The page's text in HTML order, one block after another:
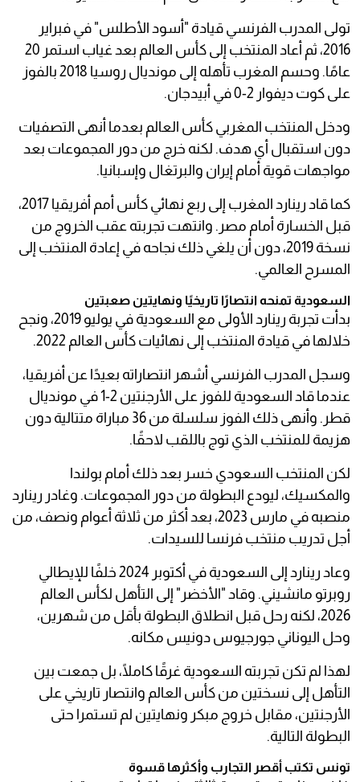
تولى المدرب الفرنسي قيادة "أسود الأطلس" في فبراير
2016، ثم أعاد المنتخب إلى كأس العالم بعد غياب استمر 20
عامًا. وحسم المغرب تأهله إلى مونديال روسيا 2018 بالفوز
على كوت ديفوار 2-0 في أبيدجان.
ودخل المنتخب المغربي كأس العالم بعدما أنهى التصفيات
دون استقبال أي هدف. لكنه خرج من دور المجموعات بعد
مواجهات قوية أمام إيران والبرتغال وإسبانيا.
كما قاد رينارد المغرب إلى ربع نهائي كأس أمم أفريقيا 2017،
قبل الخسارة أمام مصر. وانتهت تجربته عقب الخروج من
نسخة 2019، دون أن يلغي ذلك نجاحه في إعادة المنتخب إلى
المسرح العالمي.
السعودية تمنحه انتصارًا تاريخيًا ونهايتين صعبتين
بدأت تجربة رينارد الأولى مع السعودية في يوليو 2019، ونجح
خلالها في قيادة المنتخب إلى نهائيات كأس العالم 2022.
وسجل المدرب الفرنسي أشهر انتصاراته بعيدًا عن أفريقيا،
عندما قاد السعودية للفوز على الأرجنتين 2-1 في مونديال
قطر. وأنهى ذلك الفوز سلسلة من 36 مباراة متتالية دون
هزيمة للمنتخب الذي توج باللقب لاحقًا.
لكن المنتخب السعودي خسر بعد ذلك أمام بولندا
والمكسيك، ليودع البطولة من دور المجموعات. وغادر رينارد
منصبه في مارس 2023، بعد أكثر من ثلاثة أعوام ونصف، من
أجل تدريب منتخب فرنسا للسيدات.
وعاد رينارد إلى السعودية في أكتوبر 2024 خلفًا للإيطالي
روبرتو مانشيني. وقاد "الأخضر" إلى التأهل لكأس العالم
2026، لكنه رحل قبل انطلاق البطولة بأقل من شهرين،
وحل اليوناني جورجيوس دونيس مكانه.
لهذا لم تكن تجربته السعودية غرقًا كاملًا، بل جمعت بين
التأهل إلى نسختين من كأس العالم وانتصار تاريخي على
الأرجنتين، مقابل خروج مبكر ونهايتين لم تستمرا حتى
البطولة التالية.
تونس تكتب أقصر التجارب وأكثرها قسوة